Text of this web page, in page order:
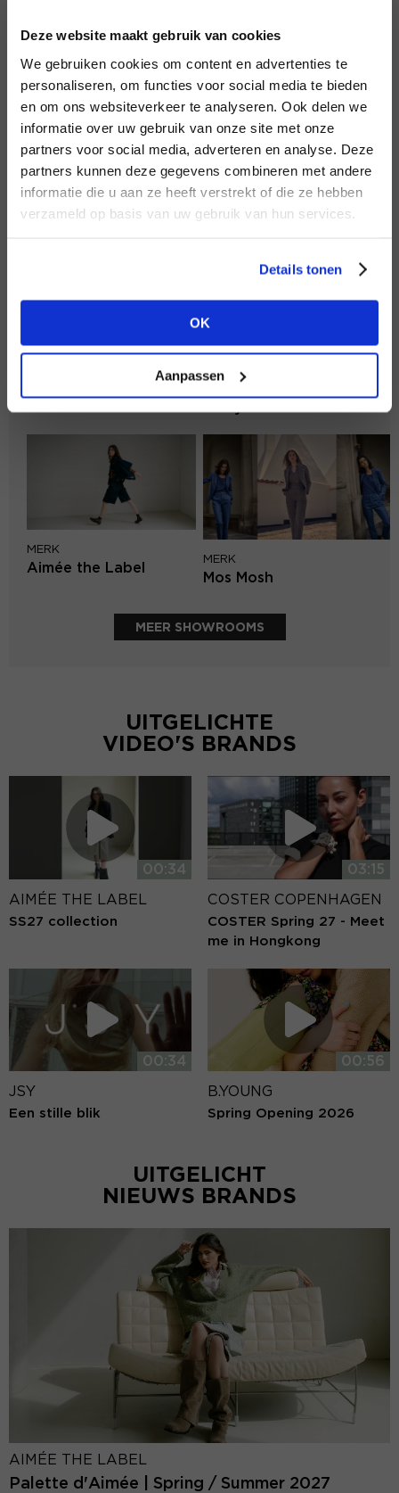
Deze website maakt gebruik van cookies
We gebruiken cookies om content en advertenties te
personaliseren, om functies voor social media te bieden
en om ons websiteverkeer te analyseren. Ook delen we
informatie over uw gebruik van onze site met onze
partners voor social media, adverteren en analyse. Deze
partners kunnen deze gegevens combineren met andere
informatie die u aan ze heeft verstrekt of die ze hebben
verzameld op basis van uw gebruik van hun services.
Details tonen
OK
Aanpassen
INLOGGEN
Wachtwoord
INLOGGEN
NOG GEEN ACCOUNT?
HEB JE NOG GEEN
ACCOUNT?
aan of bekijk de andere mogelijkheden.
BEKIJK ALLE OPTIES
MERK
Circle of Trust
PENN&INK N.Y
MERK
MERK
Knit-ted
MERK
Aimée the Label
MERK
Mos Mosh
MEER SHOWROOMS
UITGELICHTE
VIDEO'S BRANDS
00:34
AIMÉE THE LABEL
SS27 collection
03:15
COSTER COPENHAGEN
COSTER Spring 27 - Meet
me in Hongkong
00:34
JSY
Een stille blik
00:56
B.YOUNG
Spring Opening 2026
UITGELICHT
NIEUWS BRANDS
AIMÉE THE LABEL
Palette d'Aimée | Spring / Summer 2027